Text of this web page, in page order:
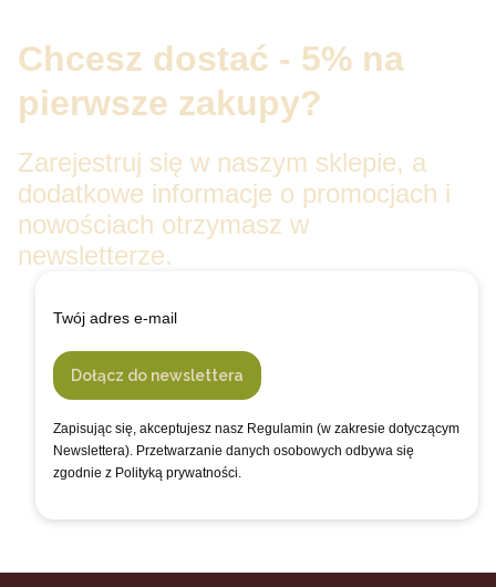
Chcesz dostać - 5% na
pierwsze zakupy?
Zarejestruj się w naszym sklepie, a
dodatkowe informacje o promocjach i
nowościach otrzymasz w
newsletterze.
Twój adres e-mail
Dołącz do newslettera
Zapisując się, akceptujesz nasz Regulamin (w zakresie dotyczącym
Newslettera). Przetwarzanie danych osobowych odbywa się
zgodnie z Polityką prywatności.